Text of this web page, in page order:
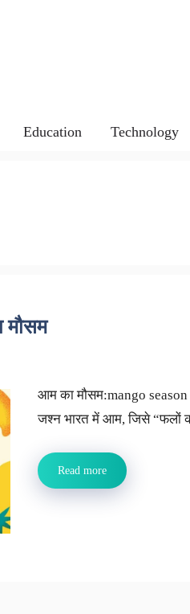
Education Technology
आम का मौसम:mango season
जश्न भारत में आम, जिसे “फलों
Read more